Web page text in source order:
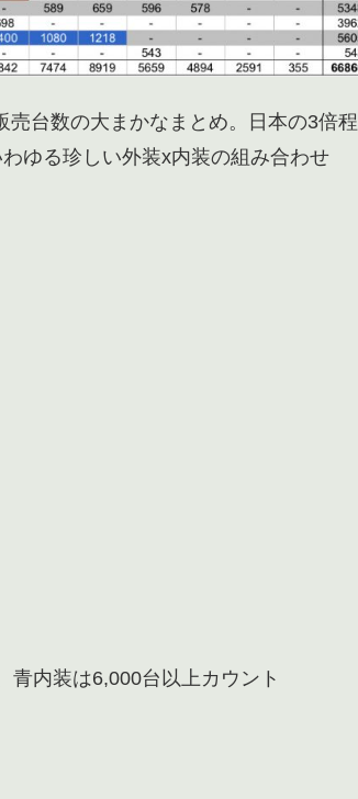
台数の大まかなまとめ。日本の3倍程
ゆる珍しい外装x内装の組み合わせ
青内装は6,000台以上カウント